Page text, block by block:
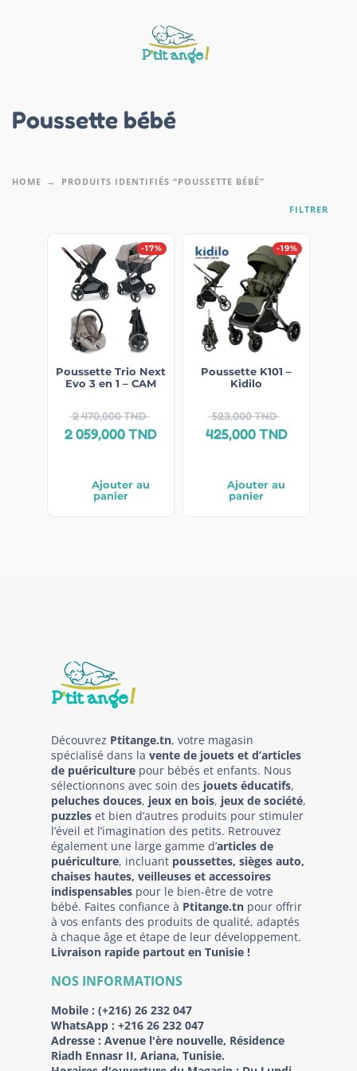
Poussette bébé
HOME PRODUITS IDENTIFIÉS “POUSSETTE BÉBÉ”
FILTRER
-17%
Poussette Trio Next
Evo 3 en 1 – CAM
2 470,000TND
2 059,000TND
Ajouter au
panier
-19%
Poussette K101 –
Kidilo
523,000TND
425,000TND
Ajouter au
panier
Découvrez Ptitange.tn, votre magasin
spécialisé dans la vente de jouets et d’articles
de puériculture pour bébés et enfants. Nous
sélectionnons avec soin des jouets éducatifs,
peluches douces, jeux en bois, jeux de société,
puzzles et bien d’autres produits pour stimuler
l’éveil et l’imagination des petits. Retrouvez
également une large gamme d’articles de
puériculture, incluant poussettes, sièges auto,
chaises hautes, veilleuses et accessoires
indispensables pour le bien-être de votre
bébé. Faites confiance à Ptitange.tn pour offrir
à vos enfants des produits de qualité, adaptés
à chaque âge et étape de leur développement.
Livraison rapide partout en Tunisie !
NOS INFORMATIONS
Mobile : (+216) 26 232 047
WhatsApp : +216 26 232 047
Adresse : Avenue l'ère nouvelle, Résidence
Riadh Ennasr II, Ariana, Tunisie.